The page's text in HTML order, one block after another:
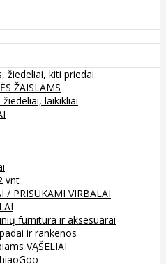
žiedeliai, kiti priedai
ŽAISLAMS
laikikliai
vnt
/ PRISUKAMI VIRBALAI
furnitūra ir aksesuarai
ir rankenos
VĄŠELIAI